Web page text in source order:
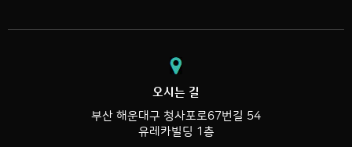
오시는 길
부산 해운대구 청사포로67번길 54
유레카빌딩 1층